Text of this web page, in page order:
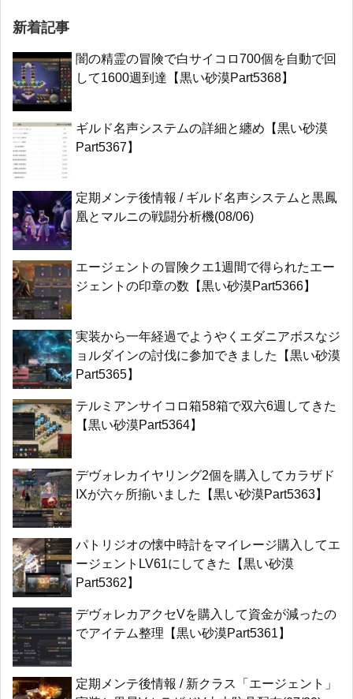
新着記事
闇の精霊の冒険で白サイコロ700個を自動で回
して1600週到達【黒い砂漠Part5368】
ギルド名声システムの詳細と纏め【黒い砂漠
Part5367】
定期メンテ後情報 / ギルド名声システムと黒鳳
凰とマルニの戦闘分析機(08/06)
エージェントの冒険クエ1週間で得られたエー
ジェントの印章の数【黒い砂漠Part5366】
実装から一年経過でようやくエダニアボスなジ
ョルダインの討伐に参加できました【黒い砂漠
Part5365】
テルミアンサイコロ箱58箱で双六6週してきた
【黒い砂漠Part5364】
デヴォレカイヤリング2個を購入してカラザド
IXが六ヶ所揃いました【黒い砂漠Part5363】
パトリジオの懐中時計をマイレージ購入してエ
ージェントLV61にしてきた【黒い砂漠
Part5362】
デヴォレカアクセVを購入して資金が減ったの
でアイテム整理【黒い砂漠Part5361】
定期メンテ後情報 / 新クラス「エージェント」